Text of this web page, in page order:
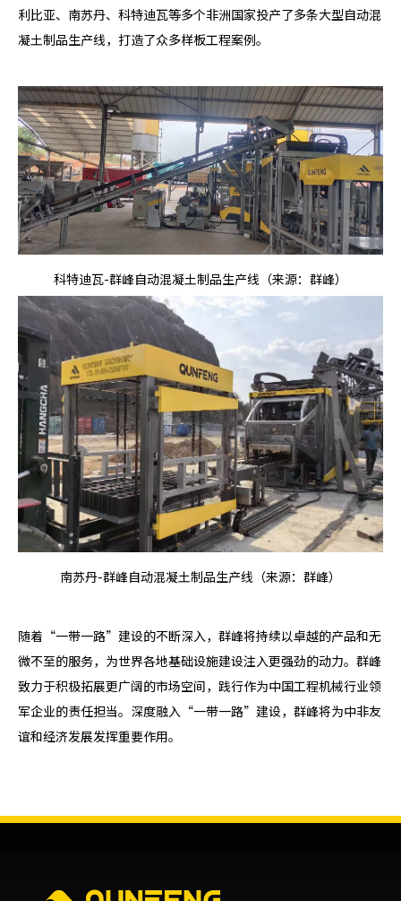
利比亚、南苏丹、科特迪瓦等多个非洲国家投产了多条大型自动混
凝土制品生产线，打造了众多样板工程案例。
科特迪瓦-群峰自动混凝土制品生产线（来源：群峰）
南苏丹-群峰自动混凝土制品生产线（来源：群峰）
随着“一带一路”建设的不断深入，群峰将持续以卓越的产品和无
微不至的服务，为世界各地基础设施建设注入更强劲的动力。群峰
致力于积极拓展更广阔的市场空间，践行作为中国工程机械行业领
军企业的责任担当。深度融入“一带一路”建设，群峰将为中非友
谊和经济发展发挥重要作用。